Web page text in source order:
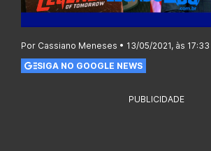
Por Cassiano Meneses • 13/05/2021, às 17:33
SIGA NO GOOGLE NEWS
PUBLICIDADE